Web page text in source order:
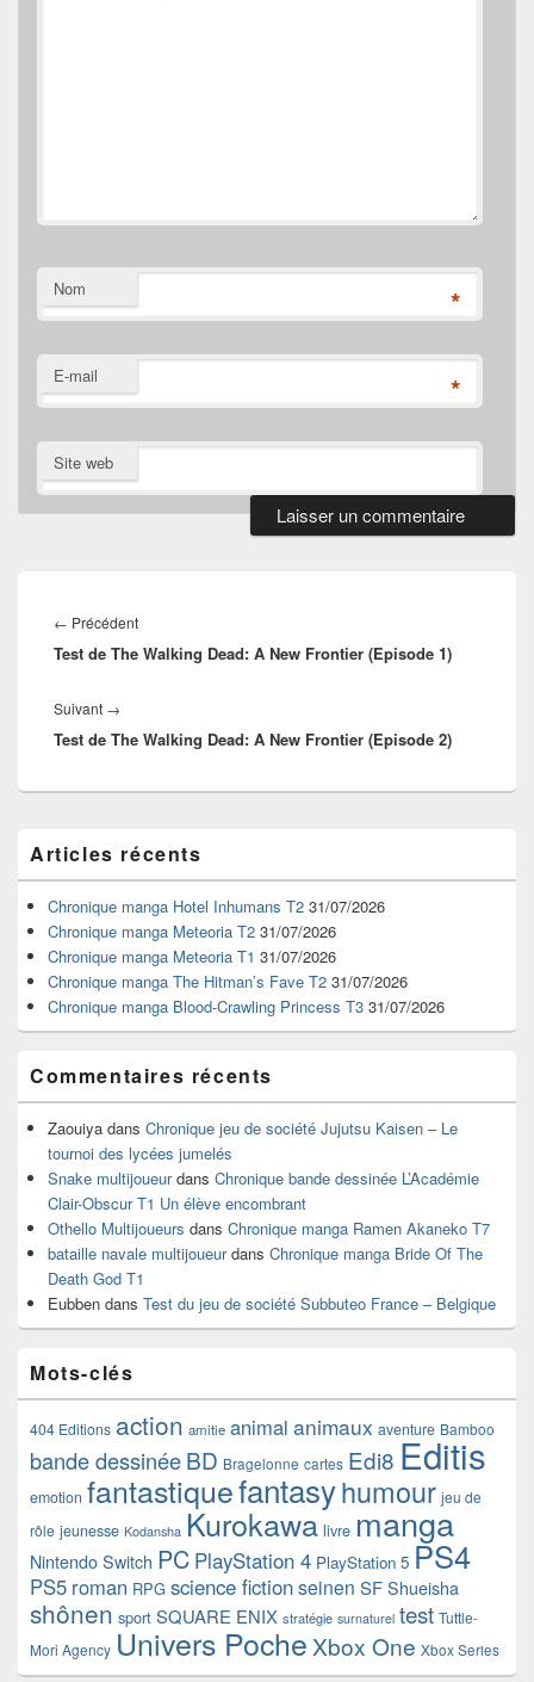
Nom *
E-mail *
Site web
de
l’article
← PrécédentArticle
précédent :
Test de The Walking Dead: A New Frontier (Episode 1)
Suivant →
suivant :
Test de The Walking Dead: A New Frontier (Episode 2)
principale
de
widget
pour
barre
latérale
Articles récents
Chronique manga Hotel Inhumans T2 31/07/2026
Chronique manga Meteoria T2 31/07/2026
Chronique manga Meteoria T1 31/07/2026
Chronique manga The Hitman’s Fave T2 31/07/2026
Chronique manga Blood-Crawling Princess T3 31/07/2026
Commentaires récents
Zaouiya dans Chronique jeu de société Jujutsu Kaisen – Le
tournoi des lycées jumelés
Snake multijoueurdans Chronique bande dessinée L’Académie
Clair-Obscur T1 Un élève encombrant
Othello Multijoueurs dans Chronique manga Ramen Akaneko T7
bataille navale multijoueurdans Chronique manga Bride Of The
Death God T1
Eubben dans Test du jeu de société Subbuteo France – Belgique
Mots-clés
404 Editions action amitie animal animaux aventure Bamboo
bande dessinéeBD Bragelonne cartes Edi8 Editis
emotion fantastiquefantasyhumour jeu de
rôle jeunesse Kodansha Kurokawa livre manga
Nintendo Switch PC PlayStation 4 PlayStation 5 PS4
PS5 roman RPG science fictionseinen SF Shueisha
shônen sport SQUARE ENIX stratégie surnaturel test Tuttle-
Mori Agency Univers Poche Xbox One Xbox Series